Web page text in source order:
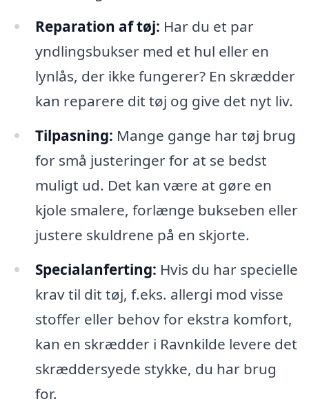
Reparation af tøj: Har du et par
yndlingsbukser med et hul eller en
lynlås, der ikke fungerer? En skrædder
kan reparere dit tøj og give det nyt liv.
Tilpasning: Mange gange har tøj brug
for små justeringer for at se bedst
muligt ud. Det kan være at gøre en
kjole smalere, forlænge bukseben eller
justere skuldrene på en skjorte.
Specialanferting: Hvis du har specielle
krav til dit tøj, f.eks. allergi mod visse
stoffer eller behov for ekstra komfort,
kan en skrædder i Ravnkilde levere det
skræddersyede stykke, du har brug
for.